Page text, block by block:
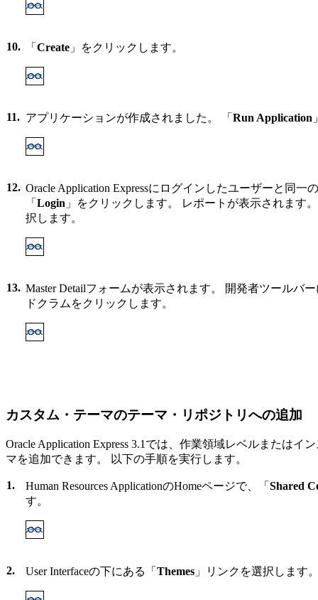
10. 「 Create 」をクリックします。
11. アプリケーションが作成されました。 「 Run Application
12. Oracle Application Expressにログインしたユーザーと同一
「 Login 」をクリックします。 レポートが表示されます
択します。
13. Master Detailフォームが表示されます。 開発者ツールバ
ドクラムをクリックします。
カスタム・テーマのテーマ・リポジトリへの追加
Oracle Application Express 3.1では、作業領域レベルまたは
マを追加できます。 以下の手順を実行します。
1. Human Resources ApplicationのHomeページで、「 Shared
す。
2. User Interfaceの下にある「 Themes 」リンクを選択します